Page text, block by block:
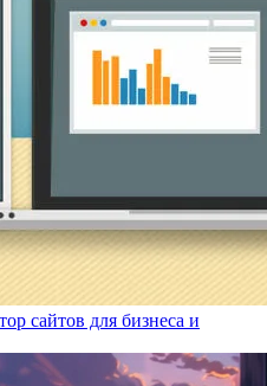
сайтов для бизнеса и